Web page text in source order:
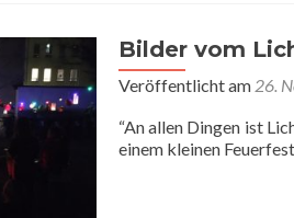
Bilder vom
Veröffentlicht am 26.
“An allen Dingen ist
einem kleinen